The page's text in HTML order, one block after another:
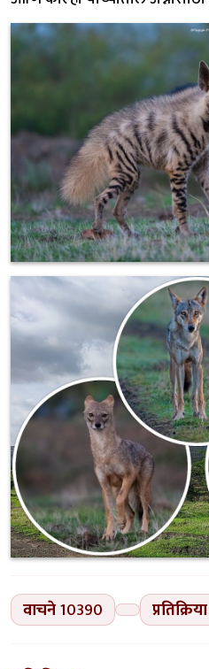
वाचने10390 प्रतिक्रिया